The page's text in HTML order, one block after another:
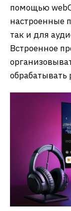
помощью
настроенные
так и для
Встроенное
обрабатывать